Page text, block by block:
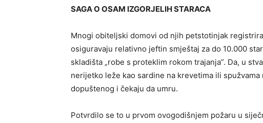
SAGA O OSAM IZGORJELIH STARACA
Mnogi obiteljski domovi od njih petstotinjak
osiguravaju relativno jeftin smještaj za do 10.000
skladišta „robe s proteklim rokom trajanja”. Da, u
nerijetko leže kao sardine na krevetima ili
dopuštenog i čekaju da umru.
Potvrdilo se to u prvom ovogodišnjem požaru u